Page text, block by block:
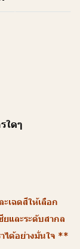
ใดๆ
ฉดสีให้เลือก
ยและระดับสากล
ได้อย่างมั่นใจ **